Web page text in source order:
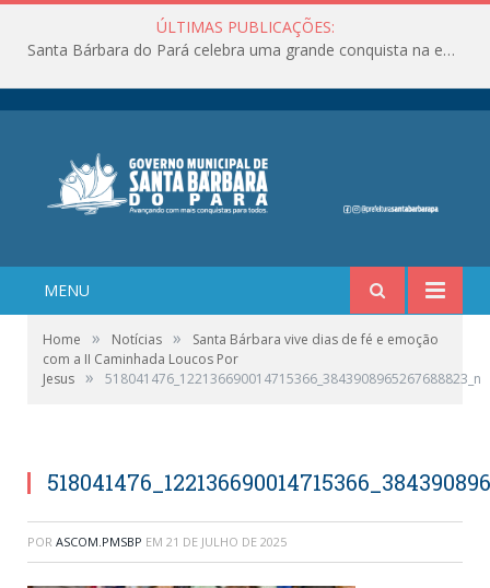
ÚLTIMAS PUBLICAÇÕES:
Santa Bárbara do Pará celebra uma grande conquista na educação!
MENU
Home » Notícias »
Santa Bárbara vive dias de fé e emoção
com a II Caminhada Loucos Por
Jesus » 518041476_122136690014715366_3843908965267688823_n
POR ASCOM.PMSBP EM 21 DE JULHO DE 2025